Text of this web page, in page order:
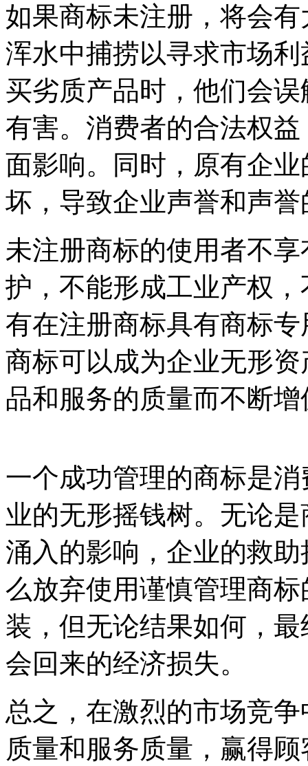
如果商标未注册，将会
浑水中捕捞以寻求市场
买劣质产品时，他们会
有害。消费者的合法权
面影响。同时，原有企
坏，导致企业声誉和声
未注册商标的使用者不
护，不能形成工业产权
有在注册商标具有商标
商标可以成为企业无形
品和服务的质量而不断
一个成功管理的商标是
业的无形摇钱树。无论
涌入的影响，企业的救
么放弃使用谨慎管理商
装，但无论结果如何，
会回来的经济损失。
总之，在激烈的市场竞
质量和服务质量，赢得